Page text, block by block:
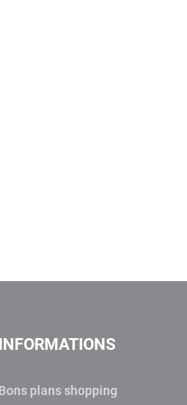
INFORMATIONS
Bons plans shopping